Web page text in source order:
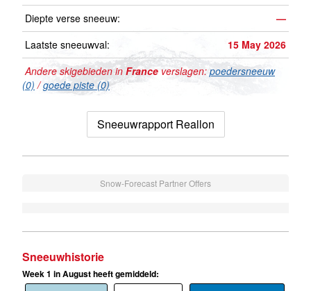
Diepte verse sneeuw:
—
Laatste sneeuwval:
15 May 2026
Andere skigebieden in France verslagen: poedersneeuw
(0) /goede piste (0)
Sneeuwrapport Reallon
Snow-Forecast Partner Offers
Sneeuwhistorie
Week 1 in August heeft gemiddeld: